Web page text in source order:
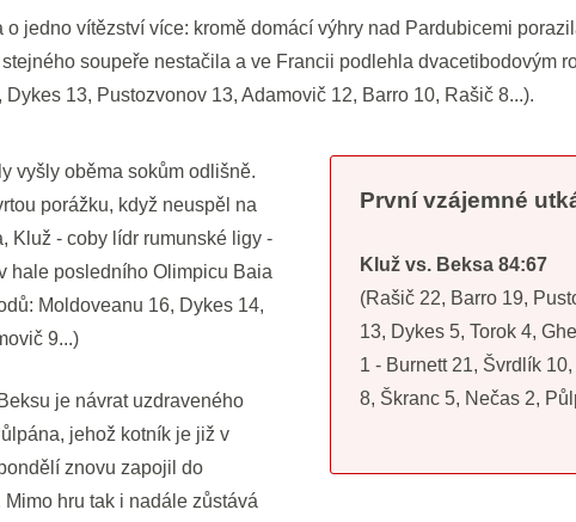
o jedno vítězství více: kromě domácí výhry nad Pardubicemi
soupeře nestačila a ve Francii podlehla dvacetibodovým
13, Pustozvonov 13, Adamovič 12, Barro 10, Rašič 8...).
vyšly oběma sokům odlišně.
porážku, když neuspěl na
Kluž - coby lídr rumunské ligy -
hale posledního Olimpicu Baia
Moldoveanu 16, Dykes 14,
9...)
je návrat uzdraveného
jehož kotník je již v
znovu zapojil do
hru tak i nadále zůstává
První vzájemné
Kluž vs. Beksa 84:67
(Rašič 22, Barro 19,
13, Dykes 5, Torok 4,
1 - Burnett 21, Švrdlík 10,
8, Škranc 5, Nečas 2,